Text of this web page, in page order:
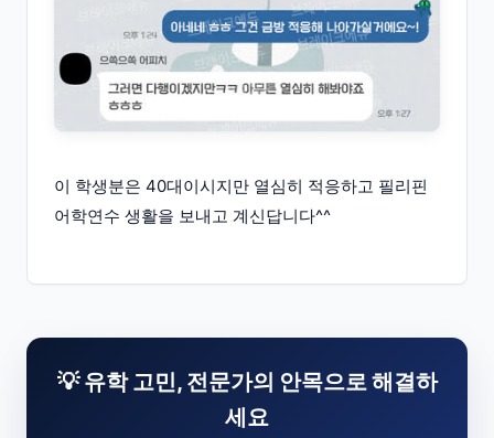
이 학생분은 40대이시지만 열심히 적응하고 필리핀
어학연수 생활을 보내고 계신답니다^^
💡 유학 고민, 전문가의 안목으로 해결하
세요